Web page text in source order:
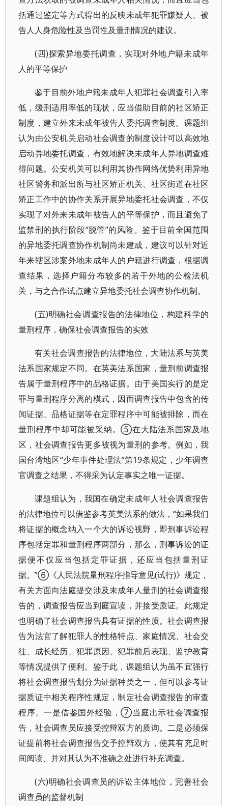
括通过鉴定等方式得出的反映未成年犯罪嫌疑人、被
告人人身危险性及当罚性及量刑情况的建议。
(四)探索异地委托调查，实现对外地户籍未成年
人的平等保护
鉴于目前外地户籍未成年人犯罪社会调查引入率
低，缓刑适用率低的现状，应当借助目前的社区矫正
制度，建立外来未成年被告人委托调查制度。课题组
认为由公安机关启动社会调查的制度设计可以高效地
启动异地委托调查，有效地解决未成年人异地调查难
得问题。公安机关可以利用其协作网络优势利用异地
社区警务和派出所与社区矫正机关、社区街道在社区
矫正工作中的协作关系开展异地委托社会调查，不仅
实现了对外来未成年被告人的平等保护，而且避免了
监禁刑的执行阶段“脱管”的风险。鉴于目前全国范围
的异地委托调查协作机制尚未建成，建议可以针对近
年来辖区涉案外地未成年人的户籍进行调查，根据调
查结果，选择户籍分布较多的若干外地的公检法机
关，与之合作试点建立异地委托社会调查协作机制。
(五)明确社会调查报告的法律地位，构建科学的
量刑程序，确保社会调查报告的实效
有关社会调查报告的法律地位，大陆法系与英美
法系国家规定不同。在英美法系国家，量刑前调查报
告属于量刑程序中的品格证据。由于美国实行的是定
罪与量刑程序分离的模式，因而调查报告中包含的传
闻证据、品格证据等在定罪程序中可能被排除，而在
量刑程序中却可能被采纳。⑤在大陆法系国家及地
区，社会调查报告更多被视为量刑的参考。例如，我
国台湾地区“少年事件处理法”第19条规定，少年调查
官调查之结果，不得采为认定事实之唯一证据。
课题组认为，我国在确定未成年人社会调查报告
的法律地位可以借鉴参考英美法系的做法，“如果我们
将证据的概念纳入一个大的诉讼视野，即刑事诉讼程
序包括定罪和量刑程序两部分，那么，刑事诉讼的证
据便不仅应当包括定罪证据，还应当包括量刑证
据。”⑥《人民法院量刑程序指导意见(试行)》规定，
有关方面向法庭提交涉及未成年人量刑的社会调查报
告的，调查报告应当到庭宣读，并接受质证。此规定
也明确了社会调查报告具有证据的性质。社会调查报
告为法官了解犯罪人的性格特点、家庭情况、社会交
往、成长经历、犯罪原因、犯罪前后表现、监护教育
等情况提供了便利。鉴于此，课题组认为虽不宜强行
将社会调查报告划分为证据种类之一，但可以参考证
据质证中相关程序性规定，制定社会调查报告的审查
程序。一是借鉴国外经验，⑦当庭出示社会调查报
告，社会调查员应接受控辩双方的质询。二是必须保
证提前将社会调查报告交予控辩双方，使其有充足时
间阅读、并对其认为不准确之处进行补充调查。
(六)明确社会调查员的诉讼主体地位，完善社会
调查员的监督机制